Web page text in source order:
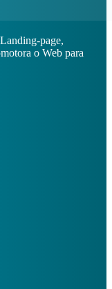
page,
o Web para